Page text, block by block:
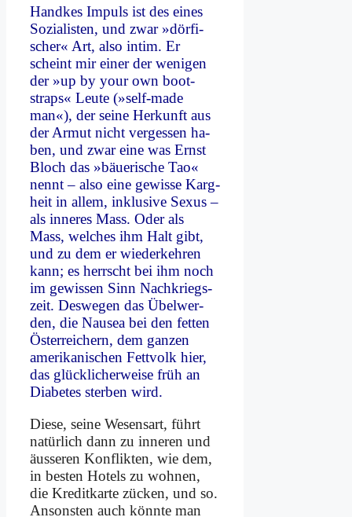
Hand­kes Im­puls ist des ei­nes
So­zia­li­sten, und zwar »dör­fi­
scher« Art, al­so in­tim. Er
scheint mir ei­ner der we­ni­gen
der »up by your own boot­
straps« Leu­te (»self-ma­de
man«), der sei­ne Her­kunft aus
der Ar­mut nicht ver­ges­sen ha­
ben, und zwar ei­ne was Ernst
Bloch das »bäue­ri­sche Tao«
nennt – al­so ei­ne ge­wis­se Karg­
heit in al­lem, in­klu­si­ve Se­xus –
als in­ne­res Mass. Oder als
Mass, wel­ches ihm Halt gibt,
und zu dem er wie­der­keh­ren
kann; es herrscht bei ihm noch
im ge­wis­sen Sinn Nach­kriegs­
zeit. Des­we­gen das Übel­wer­
den, die Nau­sea bei den fet­ten
Öster­rei­chern, dem gan­zen
ame­ri­ka­ni­schen Fett­volk hier,
das glück­li­cher­wei­se früh an
Dia­be­tes ster­ben wird.
Die­se, sei­ne We­sens­art, führt
na­tür­lich dann zu in­ne­ren und
äu­sse­ren Kon­flik­ten, wie dem,
in be­sten Ho­tels zu woh­nen,
die Kre­dit­kar­te zücken, und so.
An­son­sten auch könn­te man